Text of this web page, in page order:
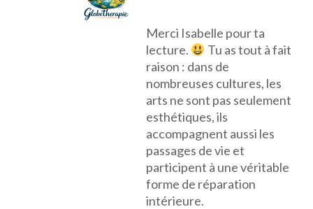
Merci Isabelle pour ta
lecture.
Tu as tout à fait
raison : dans de
nombreuses cultures, les
arts ne sont pas seulement
esthétiques, ils
accompagnent aussi les
passages de vie et
participent à une véritable
forme de réparation
intérieure.